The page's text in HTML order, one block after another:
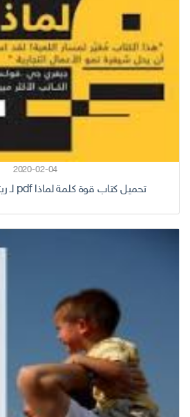
2020-02-04
تحميل كتاب قوة كلمة لماذا pdf لـ ريتشارد ويلمان كامل